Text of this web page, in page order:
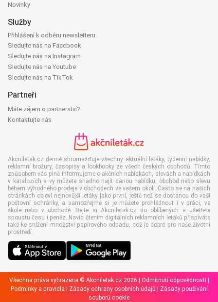
Novinky
Služby
Přihlášení k odběru newsletteru
Sledujte nás na Facebook
Sledujte nás na Instagram
Sledujte nás na Youtube
Sledujte nás na TikTok
Partneři
Máte zájem o partnerství?
Kontaktujte nás
Akcniletak.cz denně shromažďuje všechny aktuální letáky, týdenní nabídky,
reklamní brožury, časopisy a lookbooky ze všech českých obchodů. Tímto
způsobem vás plně informujeme o akčních nabídkách, slevách a nabídkách
v katalozích a vy můžete snadno najít danou nabídku, obchod nebo slevu
během výhodného prodeje v obchodech ve vašem okolí. Často se na našich
stránkách objeví nejnovější letáky jako první, ještě než se dostanou do vaší
poštovní schránky, a samozřejmě si je můžete prohlédnout i v práci, ve
škole nebo v obchodě. Dejte si Akcniletak.cz do oblíbených a ušetřete
spoustu času i peněz. Navíc čtením digitálních reklamních letáků přispíváte
také ke snížení množství papírového odpadu, což je dobré pro naše životní
prostředí.
Všechna práva vyhrazena © Akcniletak.cz 2026 | Odmítnutí odpovědnosti
Podmínky a pravidla
Zásady ochrany osobních údajů
Zásady používání
souborů cookie